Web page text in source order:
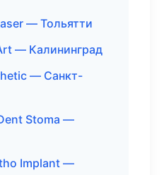
— Тольятти
— Калининград
— Санкт-
Stoma —
Implant —